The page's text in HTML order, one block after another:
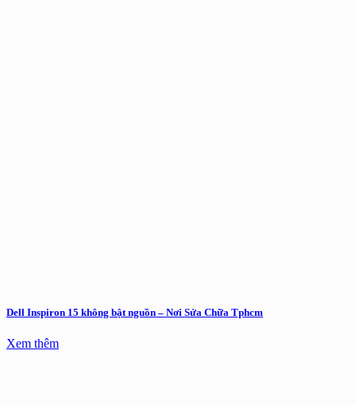
Dell Inspiron 15 không bật nguồn – Nơi Sửa Chữa Tphcm
Xem thêm